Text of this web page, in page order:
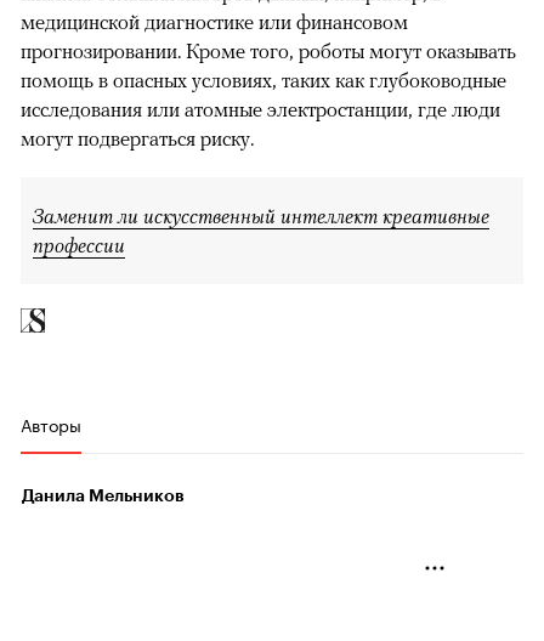
медицинской диагностике или финансовом
прогнозировании. Кроме того, роботы могут оказывать
помощь в опасных условиях, таких как глубоководные
исследования или атомные электростанции, где люди
могут подвергаться риску.
Заменит ли искусственный интеллект креативные
профессии
Авторы
Данила Мельников